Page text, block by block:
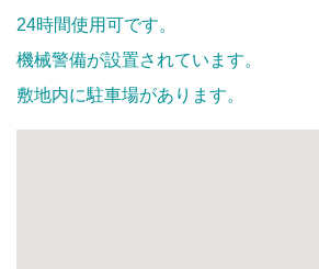
24時間使用可です。
機械警備が設置されています。
敷地内に駐車場があります。